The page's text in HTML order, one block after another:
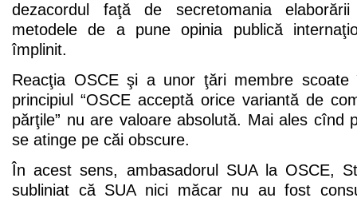
dezacordul faţă de secretomania
metodele de a pune opinia publică
împlinit.
Reacţia OSCE şi a unor ţări membre
principiul “OSCE acceptă orice variantă de
părţile” nu are valoare absolută. Mai ales cînd
se atinge pe căi obscure.
În acest sens, ambasadorul SUA la OSCE,
subliniat că SUA nici măcar nu au fost